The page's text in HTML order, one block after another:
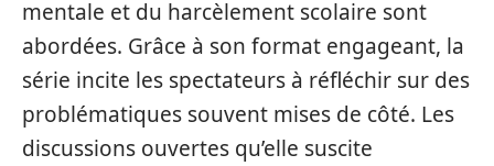
mentale et du harcèlement scolaire sont
abordées. Grâce à son format engageant, la
série incite les spectateurs à réfléchir sur des
problématiques souvent mises de côté. Les
discussions ouvertes qu’elle suscite